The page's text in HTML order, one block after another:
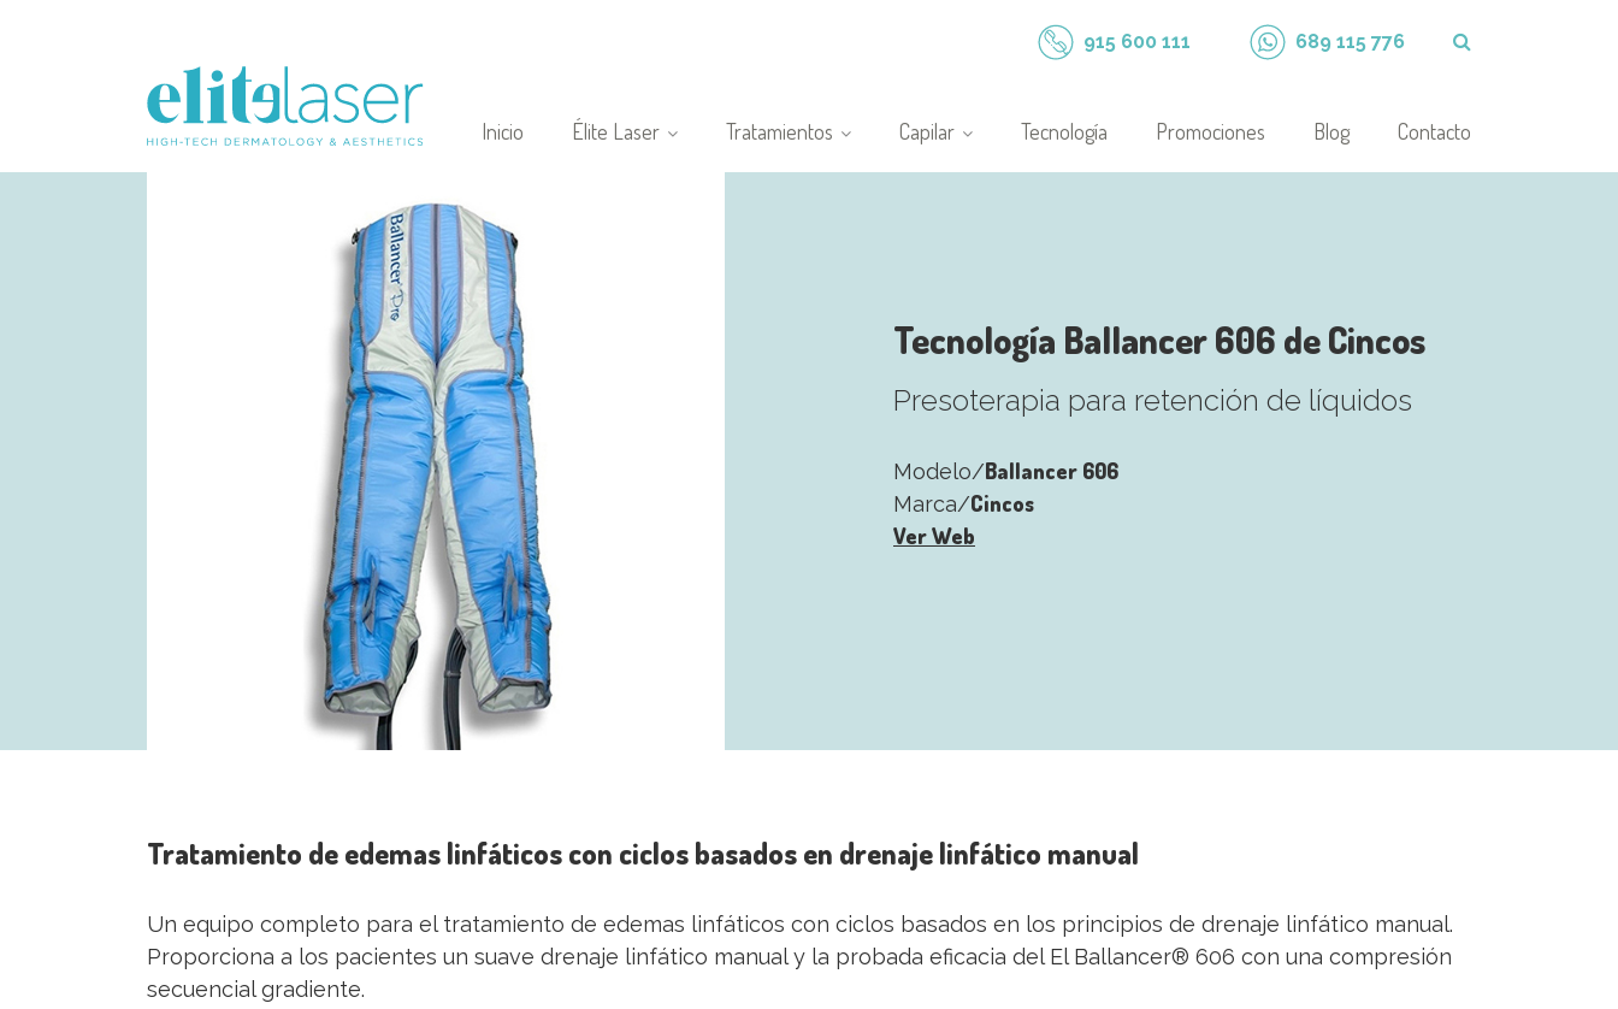
915 600 111 689 115 776
Inicio Élite Laser Tratamientos Capilar Tecnología Promociones Blog Contacto
Tecnología Ballancer 606 de Cincos
Presoterapia para retención de líquidos
Modelo/Ballancer 606
Marca/Cincos
Ver Web
Tratamiento de edemas linfáticos con ciclos basados en drenaje linfático manual
Un equipo completo para el tratamiento de edemas linfáticos con ciclos basados en los principios de drenaje linfático manual.
Proporciona a los pacientes un suave drenaje linfático manual y la probada eficacia del El Ballancer® 606 con una compresión
secuencial gradiente.